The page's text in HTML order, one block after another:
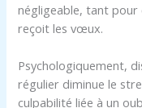
négligeable, tant pour
reçoit les vœux.
Psychologiquement,
régulier diminue le
culpabilité liée à un